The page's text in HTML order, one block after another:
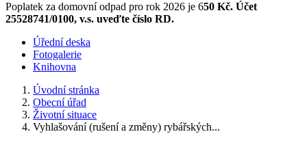
Poplatek za domovní odpad pro rok 2026 je 650 Kč. Účet
25528741/0100, v.s. uveďte číslo RD.
Úřední deska
Fotogalerie
Knihovna
Úvodní stránka
Obecní úřad
Životní situace
Vyhlašování (rušení a změny) rybářských...